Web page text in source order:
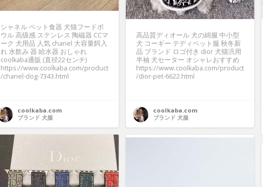
シャネル ペット食器 犬猫フードボ
ウル 高级感 ステンレス 陶磁器 CCマ
ーク 犬用品 人気 chanel 大容量餌入
れ 水飲み 器 給水器 おしゃれ
coolkaba通販 (直径22センチ)
https://www.coolkaba.com/product
/chanel-dog-7343.html
coolkaba.com
ブランド 犬服
高品質ディオール 犬の綿服 中小型
犬 コーギー テディペット服 秋冬新
品 ブランド ロゴ付き dior 犬猫汎用
半袖 犬セーター オシャレおすすめ
https://www.coolkaba.com/product
/dior-pet-6622.html
coolkaba.com
ブランド 犬服